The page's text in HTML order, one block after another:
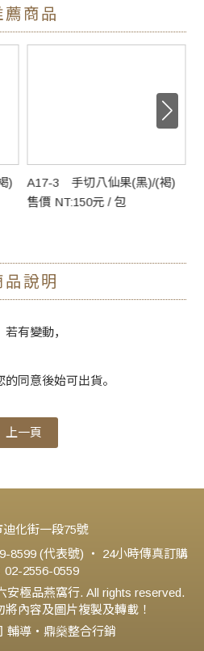
薦商品
)
A17-3 手切八仙果(黑)/(褐)
售價 NT:150元 / 包
品說明
有變動，
同意後始可出貨。
上一頁
迪化街一段75號
8599 (代表號) ‧ 24小時傳真訂購
02-2556-0559
極品燕窩行. All rights reserved.
內容及圖片複製及轉載！
輔導‧鼎燊整合行銷